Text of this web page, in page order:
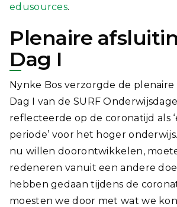
edusources.
Plenaire
Dag I
Nynke Bos verzorgde de
Dag I van de SURF
reflecteerde op de coronatijd als
periode’ voor het hoger
nu willen doorontwikkelen,
redeneren vanuit een andere
hebben gedaan tijdens de
moesten we door met wat we